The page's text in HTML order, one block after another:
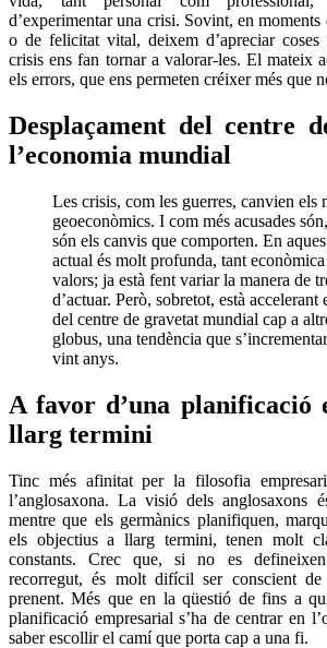
d’experimentar una crisi. Sovint, en moments
o de felicitat vital, deixem d’apreciar
crisis ens fan tornar a valorar-les. El mateix
els errors, que ens permeten créixer més que
Desplaçament del centre
l’economia mundial
Les crisis, com les guerres, canvien els
geoeconòmics. I com més acusades
són els canvis que comporten. En
actual és molt profunda, tant
valors; ja està fent variar la manera de
d’actuar. Però, sobretot, està accelerant
del centre de gravetat mundial cap a
globus, una tendència que
vint anys.
A favor d’una planificació
llarg termini
Tinc més afinitat per la filosofia
l’anglosaxona. La visió dels anglosaxons
mentre que els germànics planifiquen,
els objectius a llarg termini, tenen molt
constants. Crec que, si no es
recorregut, és molt difícil ser conscient de
prenent. Més que en la qüestió de fins a
planificació empresarial s’ha de centrar en
saber escollir el camí que porta cap a una fi.